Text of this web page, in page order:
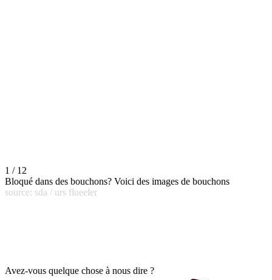
1 / 12
Bloqué dans des bouchons? Voici des images de bouchons
source: sda / urs flueeler
Avez-vous quelque chose à nous dire ?